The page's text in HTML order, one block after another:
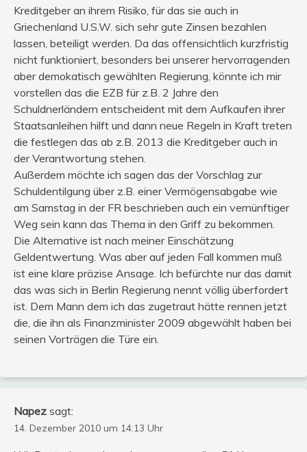
Kreditgeber an ihrem Risiko, für das sie auch in
Griechenland U.S.W. sich sehr gute Zinsen bezahlen
lassen, beteiligt werden. Da das offensichtlich kurzfristig
nicht funktioniert, besonders bei unserer hervorragenden
aber demokatisch gewählten Regierung, könnte ich mir
vorstellen das die EZB für z.B. 2 Jahre den
Schuldnerländern entscheident mit dem Aufkaufen ihrer
Staatsanleihen hilft und dann neue Regeln in Kraft treten
die festlegen das ab z.B. 2013 die Kreditgeber auch in
der Verantwortung stehen.
Außerdem möchte ich sagen das der Vorschlag zur
Schuldentilgung über z.B. einer Vermögensabgabe wie
am Samstag in der FR beschrieben auch ein vernünftiger
Weg sein kann das Thema in den Griff zu bekommen.
Die Alternative ist nach meiner Einschätzung
Geldentwertung. Was aber auf jeden Fall kommen muß
ist eine klare präzise Ansage. Ich befürchte nur das damit
das was sich in Berlin Regierung nennt völlig überfordert
ist. Dem Mann dem ich das zugetraut hätte rennen jetzt
die, die ihn als Finanzminister 2009 abgewählt haben bei
seinen Vorträgen die Türe ein.
Napez sagt:
14. Dezember 2010 um 14:13 Uhr